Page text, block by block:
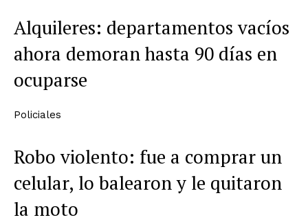
Alquileres: departamentos vacíos
ahora demoran hasta 90 días en
ocuparse
Policiales
Robo violento: fue a comprar un
celular, lo balearon y le quitaron
la moto